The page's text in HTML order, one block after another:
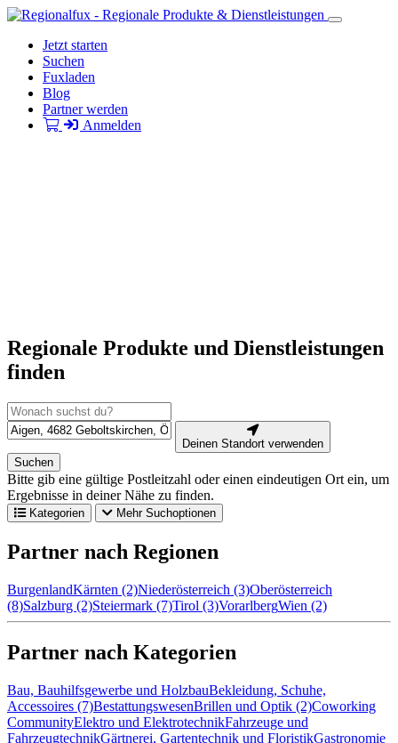
Jetzt starten
Suchen
Fuxladen
Blog
Partner werden
Anmelden
Regionale Produkte und Dienstleistungen
finden
Deinen Standort verwenden
Suchen
Bitte gib eine gültige Postleitzahl oder einen eindeutigen Ort ein, um
Ergebnisse in deiner Nähe zu finden.
Kategorien Mehr Suchoptionen
Partner nach Regionen
BurgenlandKärnten (2)Niederösterreich (3)Oberösterreich
(8)Salzburg (2)Steiermark (7)Tirol (3)VorarlbergWien (2)
Partner nach Kategorien
Bau, Bauhilfsgewerbe und HolzbauBekleidung, Schuhe,
Accessoires (7)BestattungswesenBrillen und Optik (2)Coworking
CommunityElektro und ElektrotechnikFahrzeuge und
FahrzeugtechnikGärtnerei, Gartentechnik und FloristikGastronomie